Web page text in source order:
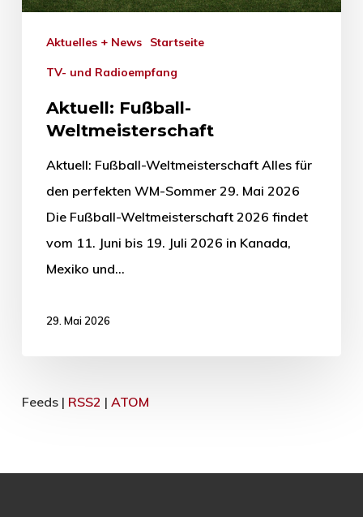
Aktuelles + News Startseite
TV- und Radioempfang
Aktuell: Fußball-
Weltmeisterschaft
Aktuell: Fußball-Weltmeisterschaft Alles für
den perfekten WM-Sommer 29. Mai 2026
Die Fußball-Weltmeisterschaft 2026 findet
vom 11. Juni bis 19. Juli 2026 in Kanada,
Mexiko und…
29. Mai 2026
Feeds | RSS2 | ATOM